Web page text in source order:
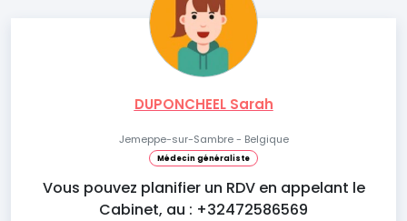
DUPONCHEEL Sarah
Jemeppe-sur-Sambre - Belgique
Médecin généraliste
Vous pouvez planifier un RDV en appelant le
Cabinet, au : +32472586569